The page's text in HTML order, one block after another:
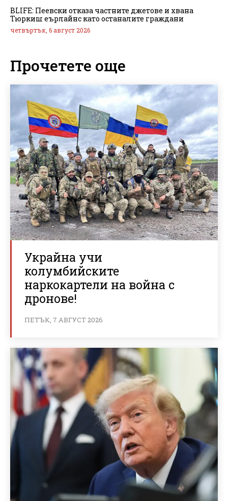
BLIFE: Пеевски отказа частните джетове и хвана
Тюркиш еърлайнс като останалите граждани
четвъртък, 6 август 2026
Прочетете още
Украйна учи
колумбийските
наркокартели на война с
дронове!
ПЕТЪК, 7 АВГУСТ 2026